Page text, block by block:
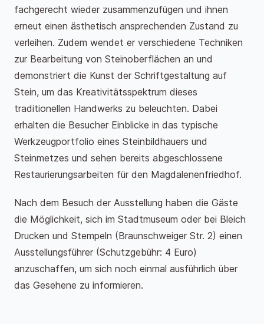
fachgerecht wieder zusammenzufügen und ihnen
erneut einen ästhetisch ansprechenden Zustand zu
verleihen. Zudem wendet er verschiedene Techniken
zur Bearbeitung von Steinoberflächen an und
demonstriert die Kunst der Schriftgestaltung auf
Stein, um das Kreativitätsspektrum dieses
traditionellen Handwerks zu beleuchten. Dabei
erhalten die Besucher Einblicke in das typische
Werkzeugportfolio eines Steinbildhauers und
Steinmetzes und sehen bereits abgeschlossene
Restaurierungsarbeiten für den Magdalenenfriedhof.
Nach dem Besuch der Ausstellung haben die Gäste
die Möglichkeit, sich im Stadtmuseum oder bei Bleich
Drucken und Stempeln (Braunschweiger Str. 2) einen
Ausstellungsführer (Schutzgebühr: 4 Euro)
anzuschaffen, um sich noch einmal ausführlich über
das Gesehene zu informieren.